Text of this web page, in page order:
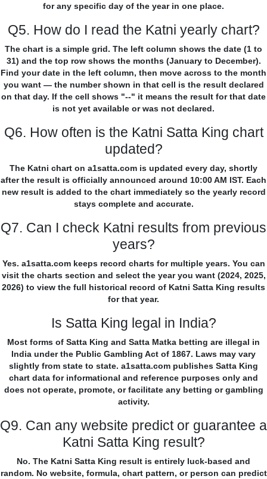
for any specific day of the year in one place.
Q5. How do I read the Katni yearly chart?
The chart is a simple grid. The left column shows the date (1 to
31) and the top row shows the months (January to December).
Find your date in the left column, then move across to the month
you want — the number shown in that cell is the result declared
on that day. If the cell shows "--" it means the result for that date
is not yet available or was not declared.
Q6. How often is the Katni Satta King chart
updated?
The Katni chart on a1satta.com is updated every day, shortly
after the result is officially announced around 10:00 AM IST. Each
new result is added to the chart immediately so the yearly record
stays complete and accurate.
Q7. Can I check Katni results from previous
years?
Yes. a1satta.com keeps record charts for multiple years. You can
visit the charts section and select the year you want (2024, 2025,
2026) to view the full historical record of Katni Satta King results
for that year.
Is Satta King legal in India?
Most forms of Satta King and Satta Matka betting are illegal in
India under the Public Gambling Act of 1867. Laws may vary
slightly from state to state. a1satta.com publishes Satta King
chart data for informational and reference purposes only and
does not operate, promote, or facilitate any betting or gambling
activity.
Q9. Can any website predict or guarantee a
Katni Satta King result?
No. The Katni Satta King result is entirely luck-based and
random. No website, formula, chart pattern, or person can predict